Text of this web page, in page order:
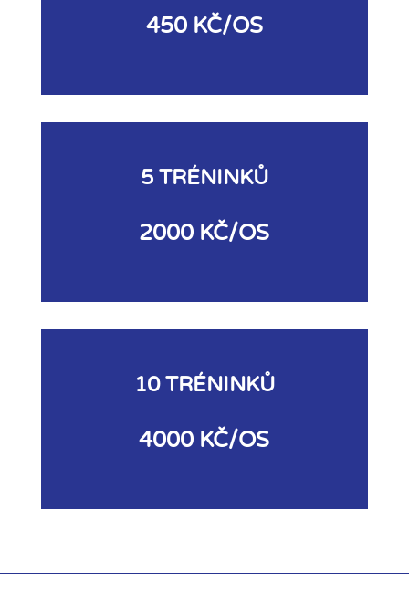
450 KČ/OS
5 TRÉNINKŮ
2000 KČ/OS
10 TRÉNINKŮ
4000 KČ/OS